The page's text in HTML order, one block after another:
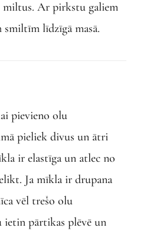
miltus. Ar pirkstu galiem
smiltīm līdzīgā masā.
pievieno olu
pieliek divus un ātri
ir elastīga un atlec no
Ja mīkla ir drupana
vēl trešo olu
pārtikas plēvē un